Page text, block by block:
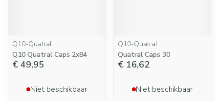
Q10-Quatral
Q10 Quatral Caps 2x84
€ 49,95
Niet beschikbaar
Q10-Quatral
Quatral Caps 30
€ 16,62
Niet beschikbaar